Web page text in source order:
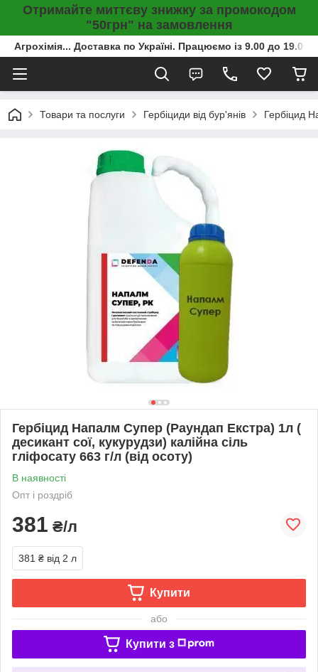
Отримайте миттєву знижку за промокодом
"50грн" на замовлення
Агрохімія... Доставка по Україні. Працюємо із 9.00 до
Товари та послуги Гербіциди від бур'янів Гербіцид
Гербіцид Напалм Супер (Раундап Екстра) 1л (
десикант сої, кукурудзи) калійна сіль
гліфосату 663 г/л (від осоту)
В наявності
Опт і роздріб
381 ₴/л
381 ₴ від 2 л
Купити
або
Купити з